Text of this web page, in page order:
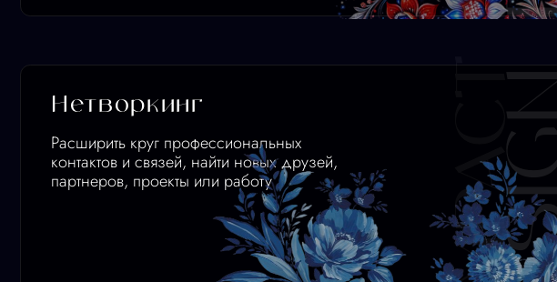
AWARDS
DESIGN
KIMPACT
Найти новые источники вдохновения. Насладиться
дизайнеров презентаций